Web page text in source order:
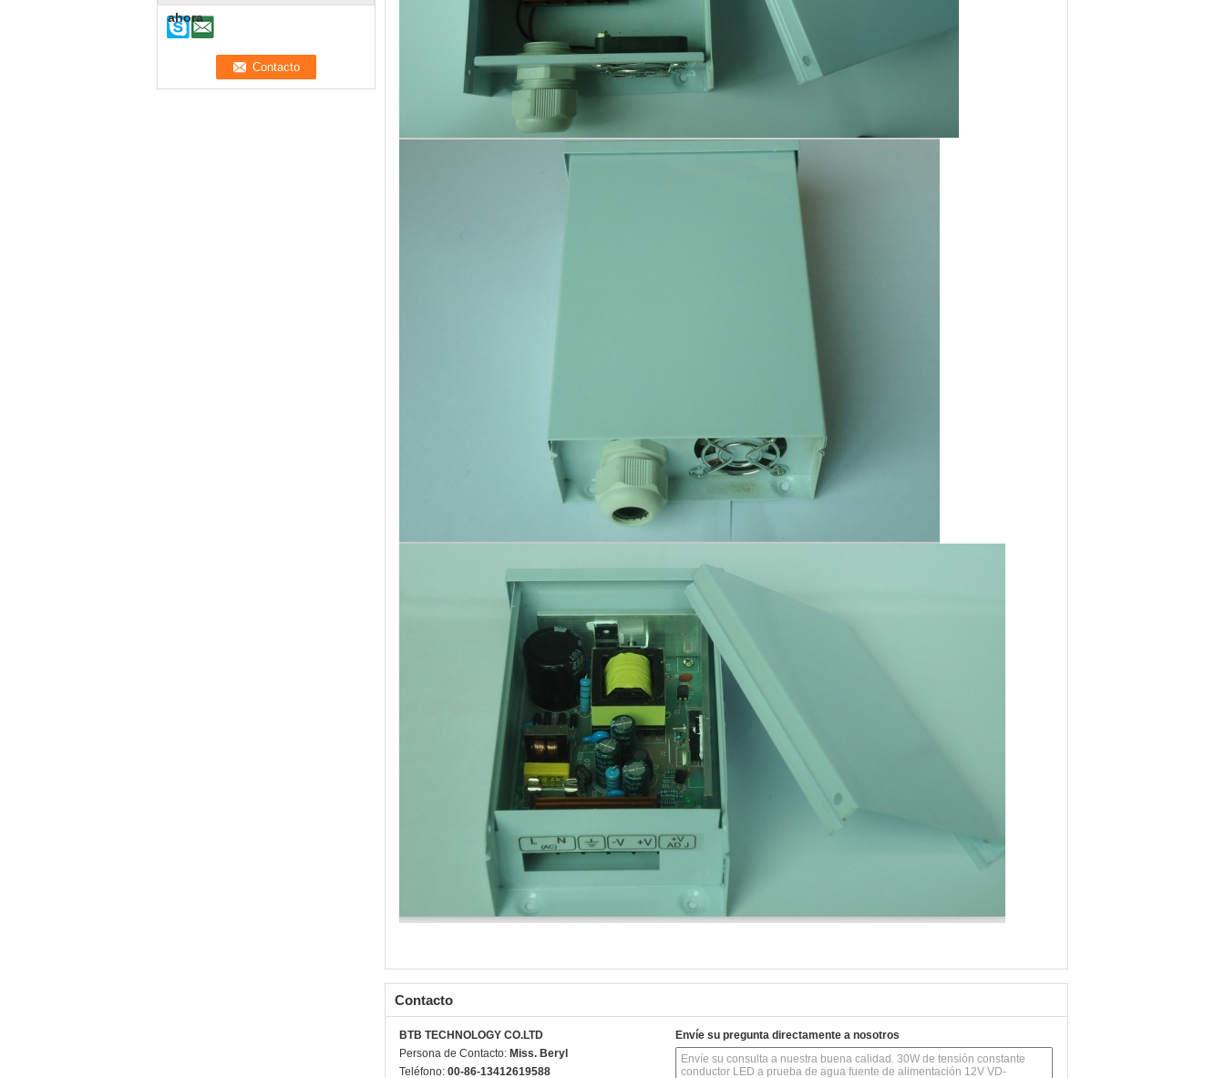
ahora
Contacto
BTB TECHNOLOGY CO.LTD
Persona de Contacto: Miss. Beryl
Teléfono: 00-86-13412619588
Envíe su pregunta directamente a nosotros